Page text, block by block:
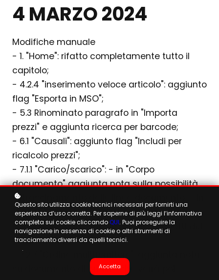
4 MARZO 2024
Modifiche manuale
- 1. "Home": rifatto completamente tutto il
capitolo;
- 4.2.4 "inserimento veloce articolo": aggiunto
flag "Esporta in MSO";
- 5.3 Rinominato paragrafo in "Importa
prezzi" e aggiunta ricerca per barcode;
- 6.1 "Causali": aggiunto flag "Includi per
ricalcolo prezzi";
- 7.1.1 "Carico/scarico": - in "Corpo
documento" aggiunta nota sulla possibilità
di trascinamento delle linee documento;
"Genera XML fattura elettronica" aggiunta
nota relativa al controllo matricole e lotti del
documento;
- 7.2.7 "Ordine multifornitore": aggiunta nota
su documento di origine che verrà poi
Questo sito utilizza cookie tecnici necessari per fornirti una
esperienza d’uso corretta. Per saperne di più leggi l’informativa
completa sui cookie cliccandoQUI. Puoi proseguire la
navigazione in assenza di cookie o altri strumenti di
tracciamento diversi da quelli tecnici.
.
Accetta